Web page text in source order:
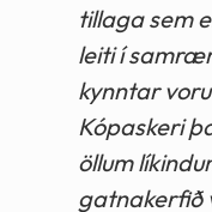
tillaga sem
leiti í
kynntar
Kópaskeri
öllum
gatnakerfið